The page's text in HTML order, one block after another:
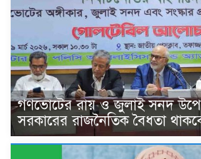
গণভোটের রায় ও জুলাই সনদ
সরকারের রাজনৈতিক বৈধতা